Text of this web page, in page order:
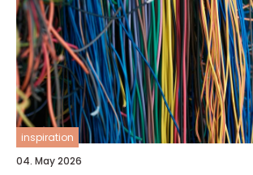
inspiration
04. May 2026